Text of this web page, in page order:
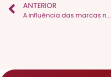
ANTERIOR
A influência das marcas nas Olimpíadas de Paris 2024: uma visão sobre patrocínios e estratégias de marketing